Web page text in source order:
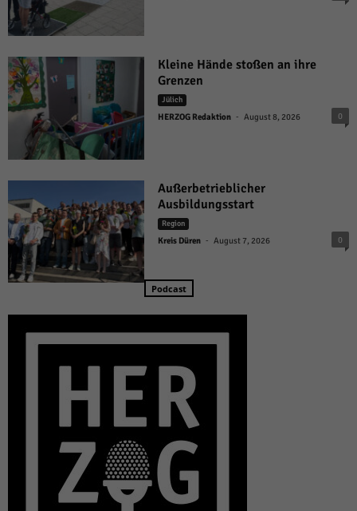
Kleine Hände stoßen an ihre
Grenzen
Jülich
HERZOG Redaktion - August 8, 2026 0
Außerbetrieblicher
Ausbildungsstart
Region
Kreis Düren - August 7, 2026 0
Podcast